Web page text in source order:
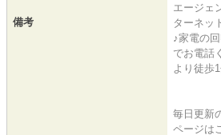
備考
エージェ
ターネッ
♪家電の
でお電話
より徒歩
毎日更新
ページは